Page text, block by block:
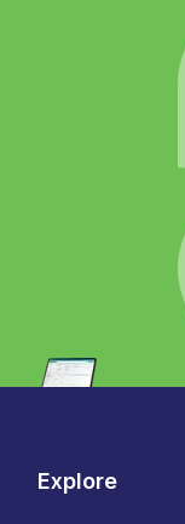
Explore